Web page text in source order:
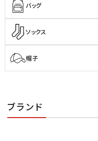
バッグ
ソックス
帽子
ブランド